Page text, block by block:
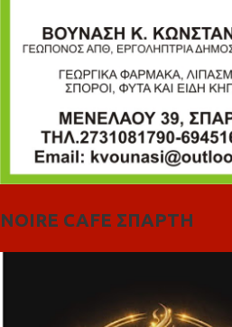
NOIRE CAFE ΣΠΑΡΤΗ